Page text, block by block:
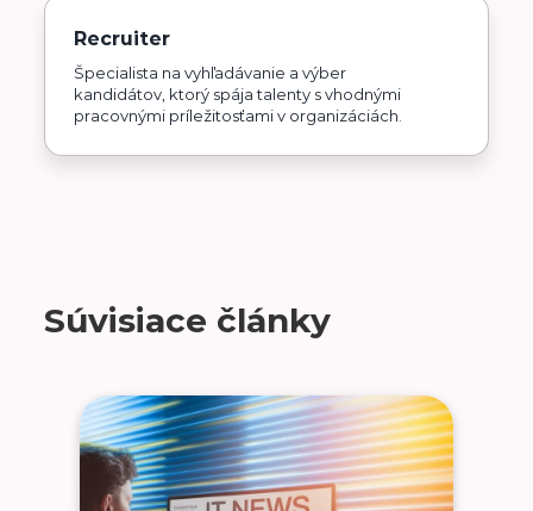
Recruiter
Špecialista na vyhľadávanie a výber
kandidátov, ktorý spája talenty s vhodnými
pracovnými príležitosťami v organizáciách.
Súvisiace články